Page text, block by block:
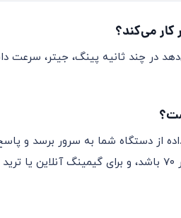
می‌کند؟
در چند ثانیه پینگ، جیتر، سرعت